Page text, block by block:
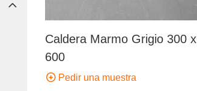
Caldera Marmo Grigio 300 x
600
Pedir una muestra